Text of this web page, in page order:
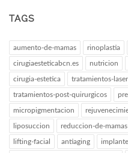
TAGS
aumento-de-mamas rinoplastia
cirugiaesteticabcn.es nutricion
cirugia-estetica tratamientos-laser
tratamientos-post-quirurgicos
micropigmentacion
liposuccion reduccion-de-mamas
lifting-facial antiaging